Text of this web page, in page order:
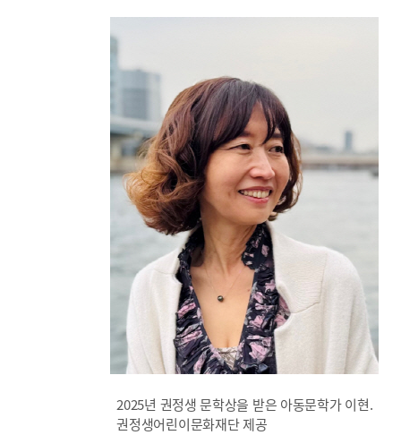
2025년 권정생 문학상을 받은 아동문학가 이현.
권정생어린이문화재단 제공